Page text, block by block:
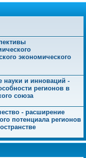
экономического
науки и инноваций -
регионов в
союза
- расширение
потенциала регионов